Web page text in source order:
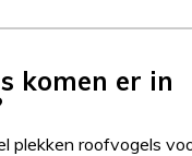
komen er in
plekken roofvogels